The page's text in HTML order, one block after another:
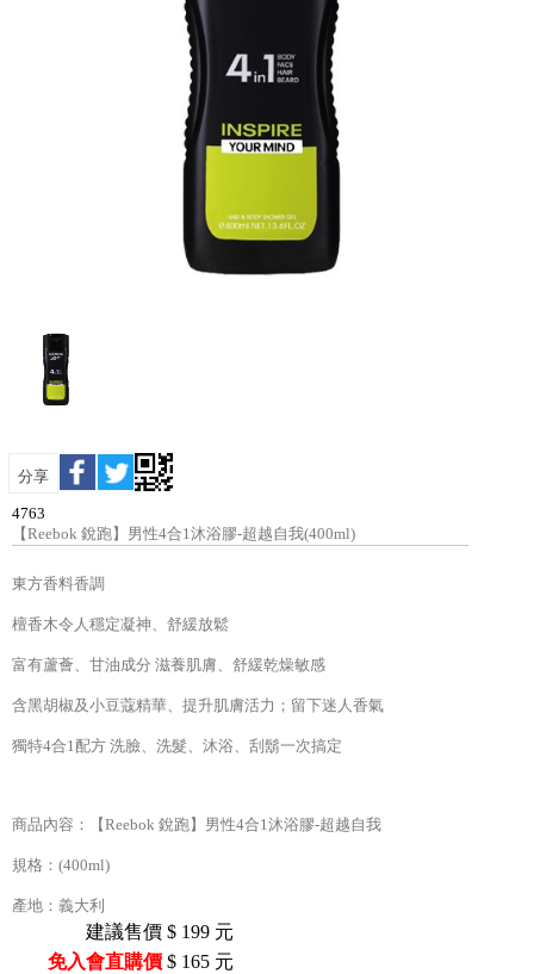
分享
4763
【Reebok 銳跑】男性4合1沐浴膠-超越自我(400ml)
東方香料香調
檀香木令人穩定凝神、舒緩放鬆
富有蘆薈、甘油成分 滋養肌膚、舒緩乾燥敏感
含黑胡椒及小豆蔻精華、提升肌膚活力；留下迷人香氣
獨特4合1配方 洗臉、洗髮、沐浴、刮鬍一次搞定
商品內容：【Reebok 銳跑】男性4合1沐浴膠-超越自我
規格：(400ml)
產地：義大利
建議售價 $ 199 元
免入會直購價 $ 165 元